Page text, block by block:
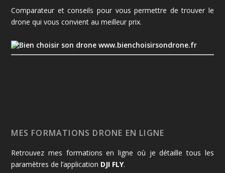
Comparateur et conseils pour vous permettre de trouver le
drone qui vous convient au meilleur prix.
www.bienchoisirsondrone.fr
MES FORMATIONS DRONE EN LIGNE
Retrouvez mes formations en ligne où je détaille tous les
paramètres de l’application DJI FLY.